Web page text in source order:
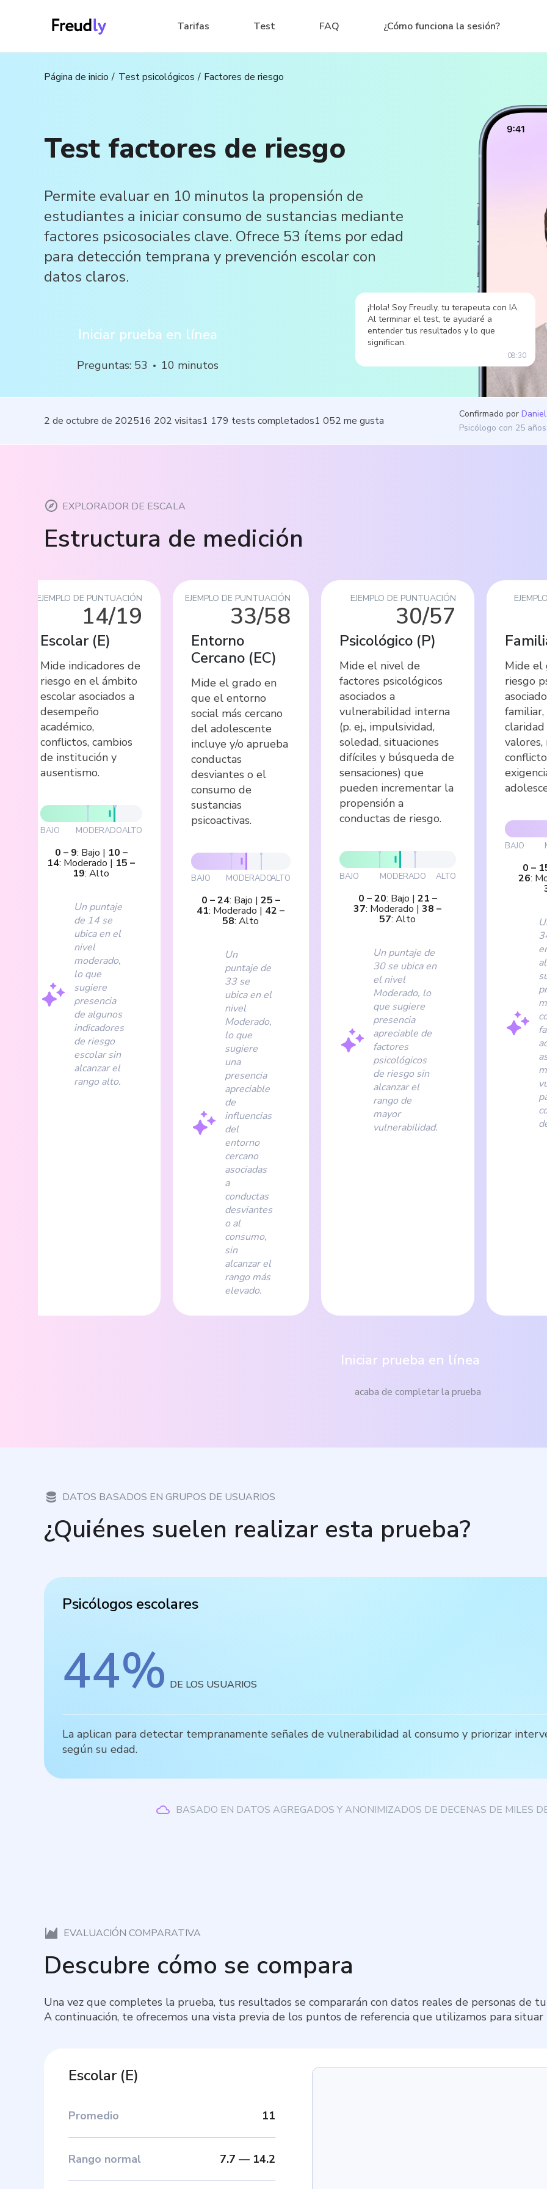
Tarifas Test FAQ ¿Cómo funciona la sesión?
Página de inicio Test psicológicos Factores de riesgo
Test factores de riesgo
Permite evaluar en 10 minutos la propensión de
estudiantes a iniciar consumo de sustancias mediante
factores psicosociales clave. Ofrece 53 ítems por edad
para detección temprana y prevención escolar con
datos claros.
Iniciar prueba en línea
Preguntas: 53 10 minutos
¡Hola! Soy Freudly, tu terapeuta con IA.
Al terminar el test, te ayudaré a
entender tus resultados y lo que
significan.
08:30
2 de octubre de 202516 202 visitas1 179 tests completados1 052 me gusta
Confirmado por
Psicólogo con 25
EXPLORADOR DE ESCALA
Estructura de medición
EJEMPLO DE PUNTUACIÓN
14/19
Escolar (E)
Mide indicadores de
riesgo en el ámbito
escolar asociados a
desempeño
académico,
conflictos, cambios
de institución y
ausentismo.
BAJO MODERADOALTO
0 – 9: Bajo | 10 –
14: Moderado | 15 –
19: Alto
Un puntaje
de 14 se
ubica en el
nivel
moderado,
lo que
sugiere
presencia
de algunos
indicadores
de riesgo
escolar sin
alcanzar el
rango alto.
EJEMPLO DE PUNTUACIÓN
33/58
Entorno
Cercano (EC)
Mide el grado en
que el entorno
social más cercano
del adolescente
incluye y/o aprueba
conductas
desviantes o el
consumo de
sustancias
psicoactivas.
BAJO MODERADOALTO
0 –24: Bajo | 25 –
41: Moderado | 42 –
58: Alto
Un
puntaje de
33 se
ubica en el
nivel
Moderado,
lo que
sugiere
una
presencia
apreciable
de
influencias
del
entorno
cercano
asociadas
a
conductas
desviantes
o al
consumo,
sin
alcanzar el
rango más
elevado.
EJEMPLO DE PUNTUACIÓN
30/57
Psicológico (P)
Mide el nivel de
factores psicológicos
asociados a
vulnerabilidad interna
(p. ej., impulsividad,
soledad, situaciones
difíciles y búsqueda de
sensaciones) que
pueden incrementar la
propensión a
conductas de riesgo.
BAJO MODERADO ALTO
0 –20: Bajo | 21 –
37: Moderado | 38 –
57: Alto
Un puntaje de
30 se ubica en
el nivel
Moderado, lo
que sugiere
presencia
apreciable de
factores
psicológicos
de riesgo sin
alcanzar el
rango de
mayor
vulnerabilidad.
Mide el
riesgo
BAJO
0 –
26:
Iniciar prueba en línea
acaba de completar la prueba
DATOS BASADOS EN GRUPOS DE USUARIOS
¿Quiénes suelen realizar esta prueba?
Psicólogos escolares
44% DE LOS USUARIOS
La aplican para detectar tempranamente señales de vulnerabilidad al consumo y priorizar
según su edad.
BASADO EN DATOS AGREGADOS Y ANONIMIZADOS DE DECENAS DE MILES
EVALUACIÓN COMPARATIVA
Descubre cómo se compara
Una vez que completes la prueba, tus resultados se compararán con datos reales de personas de tu
A continuación, te ofrecemos una vista previa de los puntos de referencia que utilizamos para
Escolar(E)
Promedio 11
Rango normal 7.7 — 14.2